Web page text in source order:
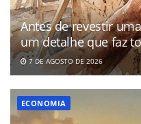
Antes de revestir
um detalhe que faz
7 DE AGOSTO DE 2026
ECONOMIA